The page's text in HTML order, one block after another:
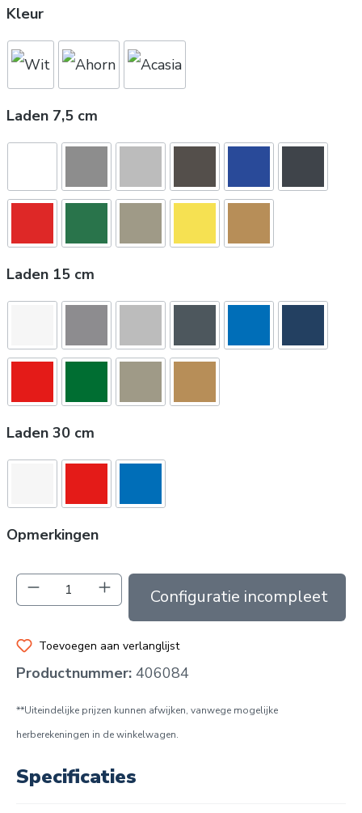
Kleur
Laden 7,5 cm
Laden 15 cm
Laden 30 cm
Opmerkingen
Producthoeveelheid: Voer de gewenste
In de winkelmand
Toevoegen aan verlanglijst
Productnummer: 406084
**Uiteindelijke prijzen kunnen afwijken, vanwege mogelijke
herberekeningen in de winkelwagen.
Specificaties